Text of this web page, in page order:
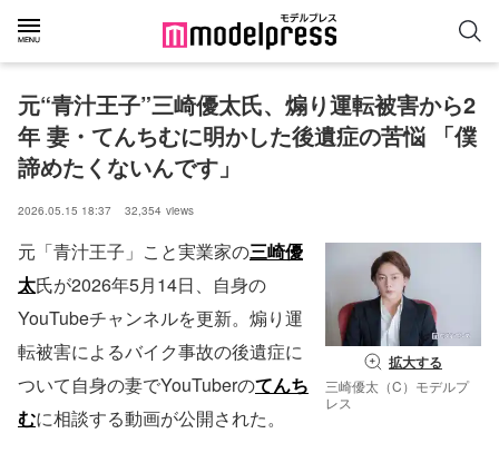
元“青汁王子”三崎優太氏、煽り運転被害から2
年 妻・てんちむに明かした後遺症の苦悩 「僕
諦めたくないんです」
2026.05.15 18:37 32,354 views
拡大する
三崎優太（C）モデルプ
レス
元「青汁王子」こと実業家の三崎優
太氏が2026年5月14日、自身の
YouTubeチャンネルを更新。煽り運
転被害によるバイク事故の後遺症に
ついて自身の妻でYouTuberのてんち
むに相談する動画が公開された。